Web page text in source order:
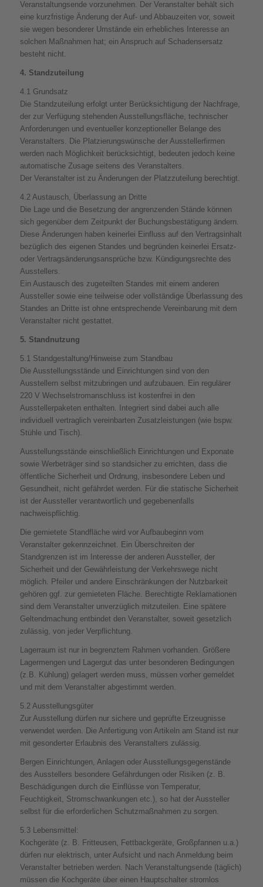
Veranstaltungsende vorzunehmen. Der Veranstalter behält sich
eine kurzfristige Änderung der Auf- und Abbauzeiten vor, soweit
sie wegen besonderer Umstände ein erhebliches Interesse an
solchen Maßnahmen hat; ein Anspruch auf Schadensersatz
besteht nicht.
4. Standzuteilung
4.1 Grundsatz
Die Standzuteilung erfolgt unter Berücksichtigung der Nachfrage,
der zur Verfügung stehenden Ausstellungsfläche, technischer
Anforderungen und eventueller konzeptioneller Belange des
Veranstalters. Die Platzierungswünsche der Ausstellerfirmen
werden nach Möglichkeit berücksichtigt, bedeuten jedoch keine
automatische Zusage seitens des Veranstalters.
Der Veranstalter ist zu Änderungen der Platzzuteilung berechtigt.
4.2 Austausch, Überlassung an Dritte
Die Lage und die Besetzung der angrenzenden Stände können
sich gegenüber dem Zeitpunkt der Buchungsbestätigung ändern.
Diese Änderungen haben keinerlei Einfluss auf den Vertragsinhalt
bezüglich des eigenen Standes und begründen keinerlei Ersatz-
oder Vertragsänderungsansprüche bzw. Kündigungsrechte des
Ausstellers.
Ein Austausch des zugeteilten Standes mit einem anderen
Aussteller sowie eine teilweise oder vollständige Überlassung des
Standes an Dritte ist ohne entsprechende Vereinbarung mit dem
Veranstalter nicht gestattet.
5. Standnutzung
5.1 Standgestaltung/Hinweise zum Standbau
Die Ausstellungsstände und Einrichtungen sind von den
Ausstellern selbst mitzubringen und aufzubauen. Ein regulärer
220 V Wechselstromanschluss ist kostenfrei in den
Ausstellerpaketen enthalten. Integriert sind dabei auch alle
individuell vertraglich vereinbarten Zusatzleistungen (wie bspw.
Stühle und Tisch).
Ausstellungsstände einschließlich Einrichtungen und Exponate
sowie Werbeträger sind so standsicher zu errichten, dass die
öffentliche Sicherheit und Ordnung, insbesondere Leben und
Gesundheit, nicht gefährdet werden. Für die statische Sicherheit
ist der Aussteller verantwortlich und gegebenenfalls
nachweispflichtig.
Die gemietete Standfläche wird vor Aufbaubeginn vom
Veranstalter gekennzeichnet. Ein Überschreiten der
Standgrenzen ist im Interesse der anderen Aussteller, der
Sicherheit und der Gewährleistung der Verkehrswege nicht
möglich. Pfeiler und andere Einschränkungen der Nutzbarkeit
gehören ggf. zur gemieteten Fläche. Berechtigte Reklamationen
sind dem Veranstalter unverzüglich mitzuteilen. Eine spätere
Geltendmachung entbindet den Veranstalter, soweit gesetzlich
zulässig, von jeder Verpflichtung.
Lagerraum ist nur in begrenztem Rahmen vorhanden. Größere
Lagermengen und Lagergut das unter besonderen Bedingungen
(z.B. Kühlung) gelagert werden muss, müssen vorher gemeldet
und mit dem Veranstalter abgestimmt werden.
5.2 Ausstellungsgüter
Zur Ausstellung dürfen nur sichere und geprüfte Erzeugnisse
verwendet werden. Die Anfertigung von Artikeln am Stand ist nur
mit gesonderter Erlaubnis des Veranstalters zulässig.
Bergen Einrichtungen, Anlagen oder Ausstellungsgegenstände
des Ausstellers besondere Gefährdungen oder Risiken (z. B.
Beschädigungen durch die Einflüsse von Temperatur,
Feuchtigkeit, Stromschwankungen etc.), so hat der Aussteller
selbst für die erforderlichen Schutzmaßnahmen zu sorgen.
5.3 Lebensmittel:
Kochgeräte (z. B. Fritteusen, Fettbackgeräte, Großpfannen u.a.)
dürfen nur elektrisch, unter Aufsicht und nach Anmeldung beim
Veranstalter betrieben werden. Nach Veranstaltungsende (täglich)
müssen die Kochgeräte über einen Hauptschalter stromlos